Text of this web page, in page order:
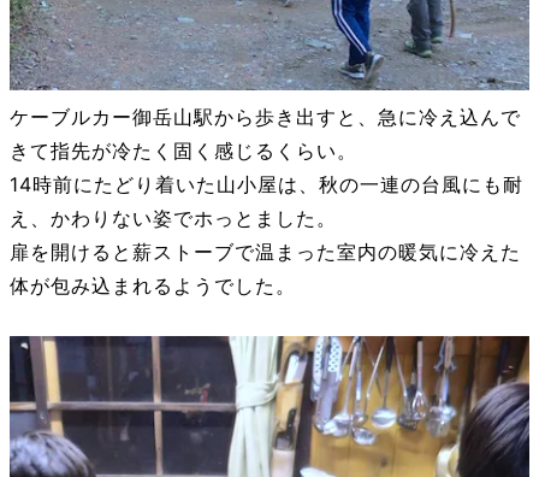
ケーブルカー御岳山駅から歩き出すと、急に冷え込んで
きて指先が冷たく固く感じるくらい。
14時前にたどり着いた山小屋は、秋の一連の台風にも耐
え、かわりない姿でホっとました。
扉を開けると薪ストーブで温まった室内の暖気に冷えた
体が包み込まれるようでした。